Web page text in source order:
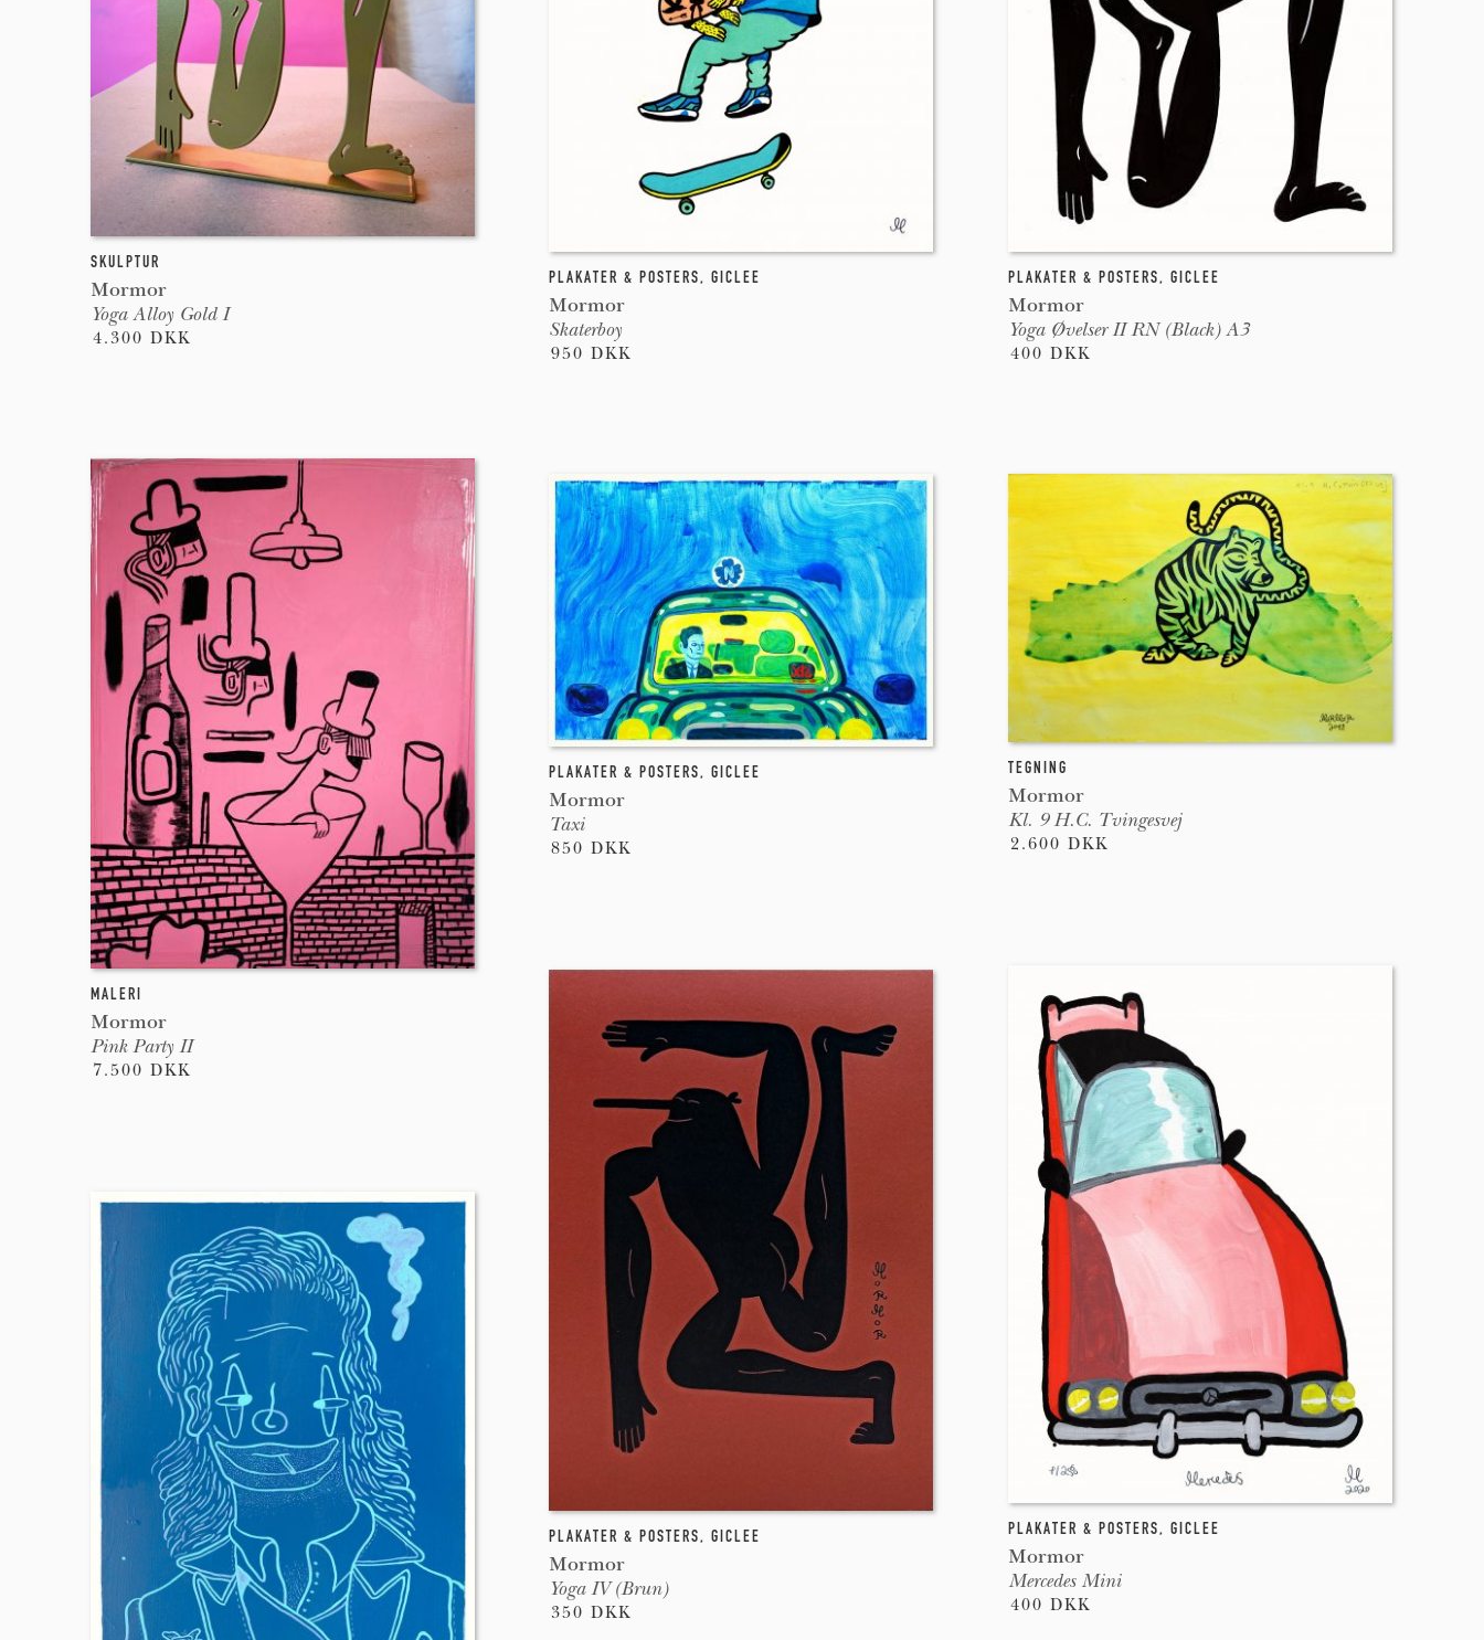
SKULPTUR
Mormor
Yoga Alloy Gold I
4.300 DKK
PLAKATER & POSTERS, GICLEE
Mormor
Skaterboy
950 DKK
PLAKATER & POSTERS, GICLEE
Mormor
Yoga Øvelser II RN (Black) A3
400 DKK
MALERI
Mormor
Pink Party II
7.500 DKK
PLAKATER & POSTERS, GICLEE
Mormor
Taxi
850 DKK
TEGNING
Mormor
Kl. 9 H.C. Tvingesvej
2.600 DKK
PLAKATER & POSTERS, GICLEE
Mormor
Mercedes Mini
400 DKK
PLAKATER & POSTERS, GICLEE
Mormor
Yoga IV (Brun)
350 DKK